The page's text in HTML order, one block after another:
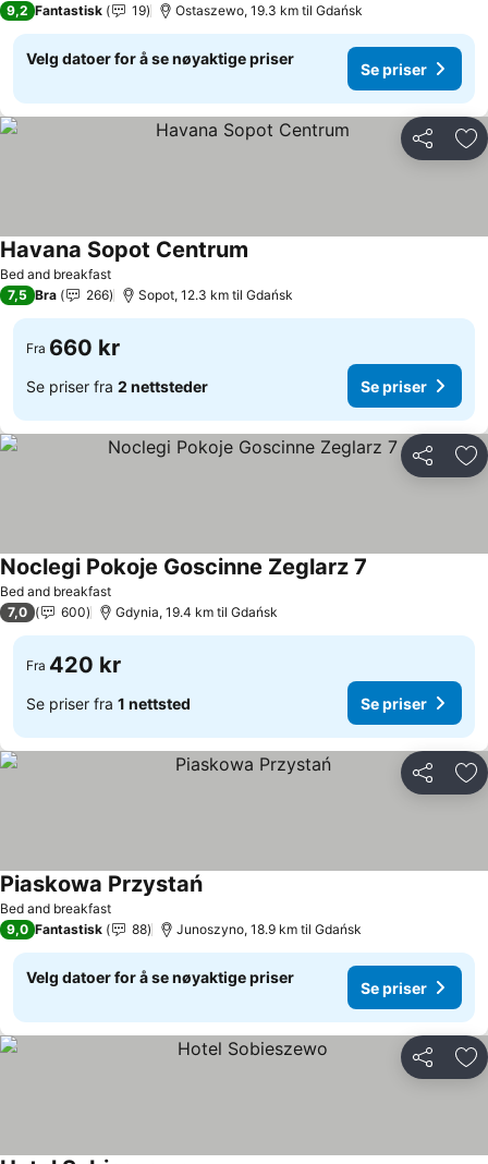
9,2 Fantastisk 19 Ostaszewo, 19.3 km til Gdańsk
Velg datoer for å se nøyaktige priser
Se priser
Del
Bed and breakfast
Havana Sopot Centrum
7,5 Bra 266 Sopot, 12.3 km til Gdańsk
Fra 660 kr
Se priser fra 2 nettsteder Se priser
Del
Bed and breakfast
Noclegi Pokoje Goscinne Zeglarz 7
7,0 600 Gdynia, 19.4 km til Gdańsk
Fra 420 kr
Se priser fra 1 nettsted Se priser
Del
Bed and breakfast
Piaskowa PrzystańSe priser
9,0 Fantastisk 88 Junoszyno, 18.9 km til Gdańsk
Velg datoer for å se nøyaktige priser
Se priser
Del